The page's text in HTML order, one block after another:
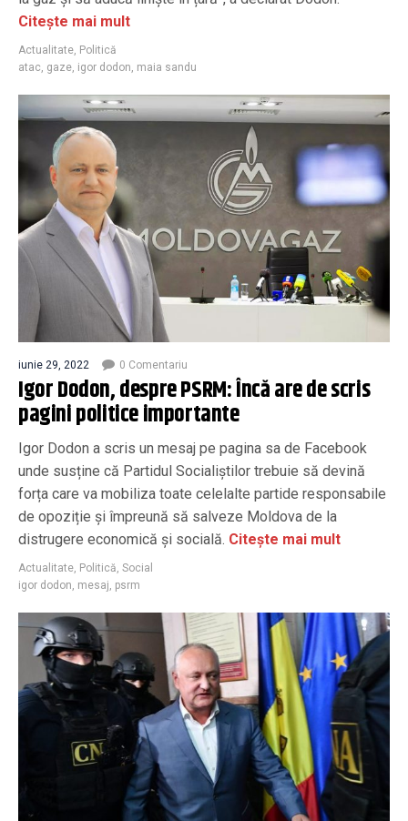
Citește mai mult
Actualitate, Politică
atac, gaze, igor dodon, maia sandu
iunie 29, 2022 0 Comentariu
Igor Dodon, despre PSRM: Încă are de scris
pagini politice importante
Igor Dodon a scris un mesaj pe pagina sa de Facebook
unde susține că Partidul Socialiștilor trebuie să devină
forța care va mobiliza toate celelalte partide responsabile
de opoziție și împreună să salveze Moldova de la
distrugere economică și socială. Citește mai mult
Actualitate, Politică, Social
igor dodon, mesaj, psrm